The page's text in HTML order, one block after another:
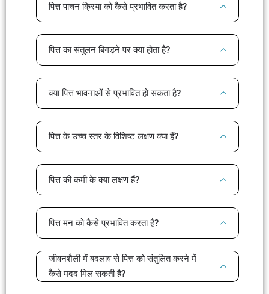
पित्त पाचन क्रिया को कैसे प्रभावित करता है?
पित्त का संतुलन बिगड़ने पर क्या होता है?
क्या पित्त भावनाओं से प्रभावित हो सकता है?
पित्त के उच्च स्तर के विशिष्ट लक्षण क्या हैं?
पित्त की कमी के क्या लक्षण हैं?
पित्त मन को कैसे प्रभावित करता है?
जीवनशैली में बदलाव से पित्त को संतुलित करने में
कैसे मदद मिल सकती है?